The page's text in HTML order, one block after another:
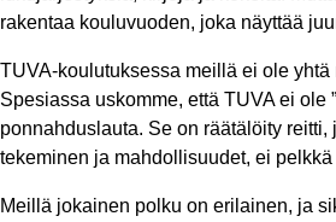
rakentaa kouluvuoden, joka näyttää
TUVA-koulutuksessa meillä ei ole
Spesiassa uskomme, että TUVA ei ole
ponnahduslauta. Se on räätälöity reitti,
tekeminen ja mahdollisuudet, ei
Meillä jokainen polku on erilainen, ja